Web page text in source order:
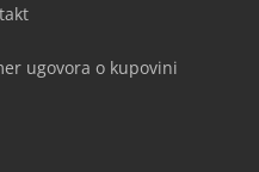
ugovora o kupovini